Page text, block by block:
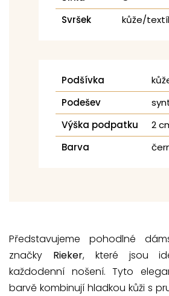
Svršek
kůže/
Podšívka
Podešev
Výška podpatku
2
Barva
Představujeme pohodlné
značky Rieker, které jsou
každodenní nošení. Tyto
barvě kombinují hladkou kůži s